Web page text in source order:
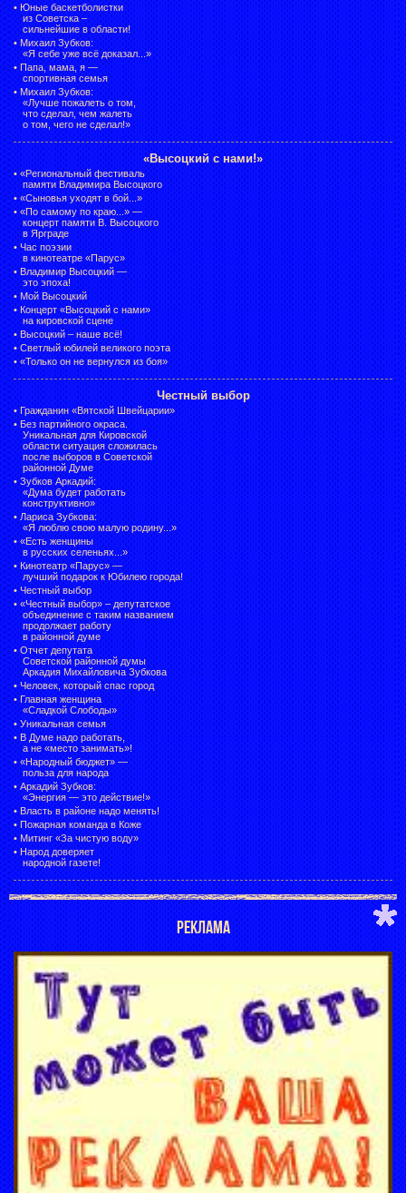
• Юные баскетболистки
из Советска –
сильнейшие в области!
• Михаил Зубков:
«Я себе уже всё доказал...»
• Папа, мама, я —
спортивная семья
• Михаил Зубков:
«Лучше пожалеть о том,
что сделал, чем жалеть
о том, чего не сделал!»
«Высоцкий с нами!»
• «Региональный фестиваль
памяти Владимира Высоцкого
• «Сыновья уходят в бой...»
• «По самому по краю...» —
концерт памяти В. Высоцкого
в Ярграде
• Час поэзии
в кинотеатре «Парус»
• Владимир Высоцкий —
это эпоха!
• Мой Высоцкий
• Концерт «Высоцкий с нами»
на кировской сцене
• Высоцкий – наше всё!
• Светлый юбилей великого поэта
• «Только он не вернулся из боя»
Честный выбор
• Гражданин «Вятской Швейцарии»
• Без партийного окраса.
Уникальная для Кировской
области ситуация сложилась
после выборов в Советской
районной Думе
• Зубков Аркадий:
«Дума будет работать
конструктивно»
• Лариса Зубкова:
«Я люблю свою малую родину...»
• «Есть женщины
в русских селеньях...»
• Кинотеатр «Парус» —
лучший подарок к Юбилею города!
• Честный выбор
• «Честный выбор» – депутатское
объединение с таким названием
продолжает работу
в районной думе
• Отчет депутата
Советской районной думы
Аркадия Михайловича Зубкова
• Человек, который спас город
• Главная женщина
«Сладкой Слободы»
• Уникальная семья
• В Думе надо работать,
а не «место занимать»!
• «Народный бюджет» —
польза для народа
• Аркадий Зубков:
«Энергия — это действие!»
• Власть в районе надо менять!
• Пожарная команда в Коже
• Митинг «За чистую воду»
• Народ доверяет
народной газете!
РЕКЛАМА